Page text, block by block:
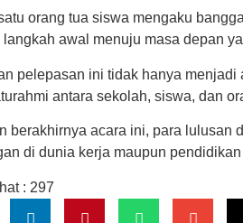
orang tua siswa mengaku
awal menuju masa depan
pelepasan ini tidak hanya
antara sekolah, siswa, dan
berakhirnya acara ini, para lulusan
di dunia kerja maupun
: 297